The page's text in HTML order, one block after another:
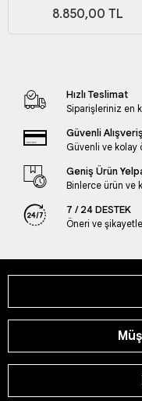
8.850,00 TL
Hızlı Teslimat
Siparişleriniz en
Güvenli Alışveriş
Güvenli ve kolay
Geniş Ürün
Binlerce ürün ve
7 / 24 DESTEK
Öneri ve